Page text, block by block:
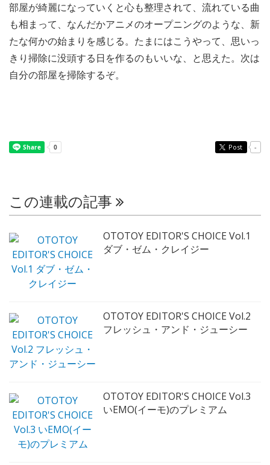
部屋が綺麗になっていくと心も整理されて、流れている曲
も相まって、なんだかアニメのオープニングのような、新
たな何かの始まりを感じる。たまにはこうやって、思いっ
きり掃除に没頭する日を作るのもいいな、と思えた。次は
自分の部屋を掃除するぞ。
Post -
この連載の記事
OTOTOY EDITOR'S CHOICE Vol.1
ダブ・ゼム・クレイジー
OTOTOY EDITOR'S CHOICE Vol.2
フレッシュ・アンド・ジューシー
OTOTOY EDITOR'S CHOICE Vol.3
いEMO(イーモ)のプレミアム